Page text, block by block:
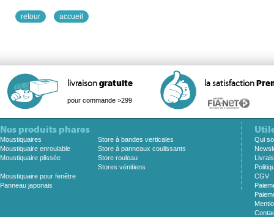
retour accueil
livraisongratuite
pour commande >299
la satisfaction
Nos produits phares
Moustiquaires
Moustiquaire enroulable
Moustiquaire plissée
Store à bandes verticales
Store à panneaux coulissants
Store rouleau
Stores vénitiens
Moustiquaire pour fenêtre
Panneau japonais
Qui
CGV